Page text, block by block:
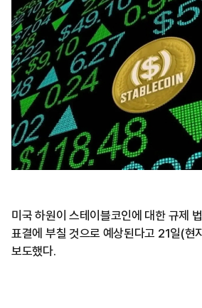
미국 하원이 스테이블코인에 대한 규제
표결에 부칠 것으로 예상된다고 21일(현
보도했다.